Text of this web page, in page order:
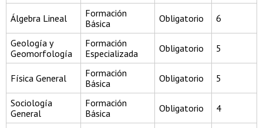
Álgebra Lineal
Formación
Básica
Obligatorio 6
Geología y
Geomorfología
Formación
Especializada
Obligatorio 5
Física General
Formación
Básica
Obligatorio 5
Sociología
General
Formación
Básica
Obligatorio 4